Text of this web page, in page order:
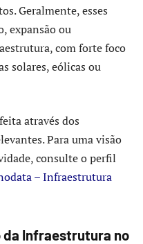
Geralmente, esses
expansão ou
com forte foco
solares, eólicas ou
através dos
Para uma visão
consulte o perfil
– Infraestrutura
da Infraestrutura no